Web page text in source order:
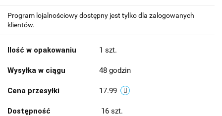
Program lojalnościowy dostępny jest tylko dla zalogowanych
klientów.
Ilość w opakowaniu 1 szt.
Wysyłka w ciągu 48 godzin
Cena przesyłki 17.99
Dostępność 16 szt.